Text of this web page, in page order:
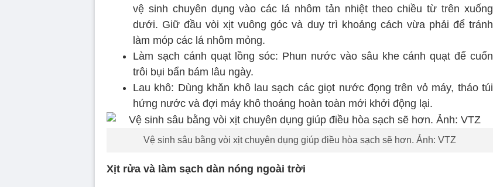
vệ sinh chuyên dụng vào các lá nhôm tản nhiệt theo chiều từ trên xuống
dưới. Giữ đầu vòi xịt vuông góc và duy trì khoảng cách vừa phải để tránh
làm móp các lá nhôm mỏng.
Làm sạch cánh quạt lồng sóc: Phun nước vào sâu khe cánh quạt để cuốn
trôi bụi bẩn bám lâu ngày.
Lau khô: Dùng khăn khô lau sạch các giọt nước đọng trên vỏ máy, tháo túi
hứng nước và đợi máy khô thoáng hoàn toàn mới khởi động lại.
Vệ sinh sâu bằng vòi xịt chuyên dụng giúp điều hòa sạch sẽ hơn. Ảnh: VTZ
Xịt rửa và làm sạch dàn nóng ngoài trời